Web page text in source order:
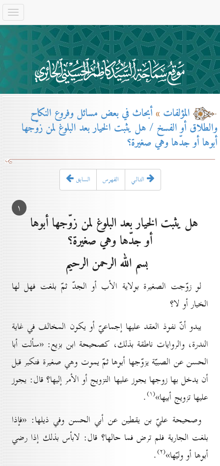
المؤلفات»أبحاث في بعض مسائل وفروع النكاح
والطلاق أو الفسخ / هل يثبت الخيار بعد البلوغ لمن زوّجها
أبوها أو جدّها وهي صغيرة؟
السابق الفهرس التـالـي
۱
هل يثبت الخيار بعد البلوغ لمن زوّجها أبوها
أو جدّها وهي صغيرة؟
بسم الله الرحمن الرحيم
لو زوّجت الصغيرة بولاية الأب أو الجدّ ثمّ بلغت فهل لها
الخيار أو لا؟
يبدو أنّ نفوذ العقد عليها إجماعيّ أو يكون المخالف في غاية
الندرة، والروايات ناطقة بذلك، كصحيحة ابن بزيع: «سألت أبا
الحسن عن الصبيّة يزوّجها أبوها ثمّ يموت وهي صغيرة فتكبر قبل
أن يدخل بها زوجها يجوز عليها التزويج أو الأمر إليها؟ قال: يجوز
عليها تزويج أبيها»(۱) .
وصحيحة عليّ بن يقطين عن أبي الحسن وفي ذيلها: «فإذا
بلغت الجارية فلم ترض فما حالها؟ قال: لابأس بذلك إذا رضي
أبوها أو وليّها»(۲) .